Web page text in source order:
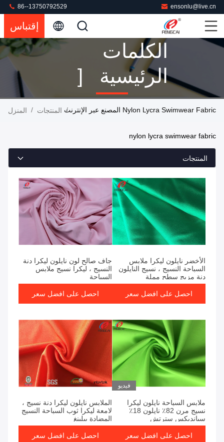
ensonlu@live.cn
86--13750792529
إقتباس
الكلمات
الرئيسية [
Nylon Lycra
Fabric ]
مباراة 160
المنتجات
المنزل / المنتجات / Nylon Lycra Swimwear Fabric المصنع عبر الإنترنت
nylon lycra swimwear fabric
المنتجات
الأخضر نايلون ليكرا ملابس
السباحة النسيج ، نسيج النايلون
دنة مزيج سطح مملة
احصل على افضل سعر
جاف صالح لون نايلون ليكرا دنة
النسيج ، ليكرا نسيج ملابس
السباحة
احصل على افضل سعر
فيديو
ملابس السباحة نايلون ليكرا
نسيج مرن 82٪ نايلون 18٪
سبانديكس سترتش
احصل على افضل سعر
الملابس نايلون ليكرا دنة نسيج ،
لامعة ليكرا ثوب السباحة النسيج
المضادة بيلينغ
احصل على افضل سعر